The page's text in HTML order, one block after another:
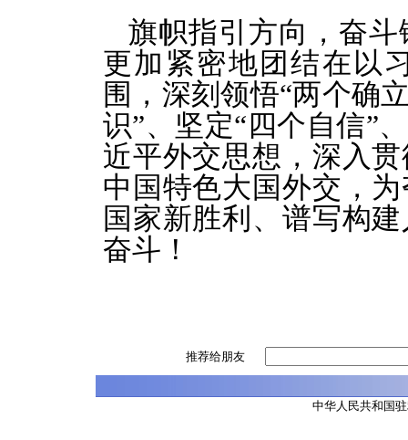
旗帜指引方向，奋
更加紧密地团结在以
围，深刻领悟“两个确
识”、坚定“四个自信”
近平外交思想，深入
中国特色大国外交，
国家新胜利、谱写构
奋斗！
推荐给朋友
中华人民共和国